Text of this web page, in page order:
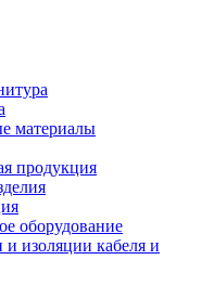
материалы
продукция
оборудование
изоляции кабеля и